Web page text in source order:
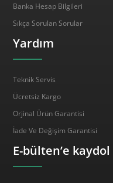
Banka Hesap Bilgileri
Sıkça Sorulan Sorular
Yardım
Teknik Servis
Ücretsiz Kargo
Orjinal Ürün Garantisi
İade Ve Değişim Garantisi
E-bülten’e kaydol